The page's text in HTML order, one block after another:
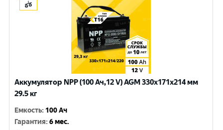
Аккумулятор NPP (100 Ач,12 V) AGM 330x171x214 мм
29.5 кг
Емкость: 100 Ач
Гарантия:6 мес.